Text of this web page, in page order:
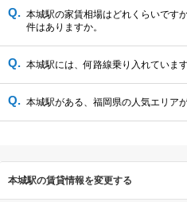
本城駅の家賃相場はどれくらいです
件はありますか。
本城駅には、何路線乗り入れていま
本城駅がある、福岡県の人気エリア
本城駅の賃貸情報を変更する